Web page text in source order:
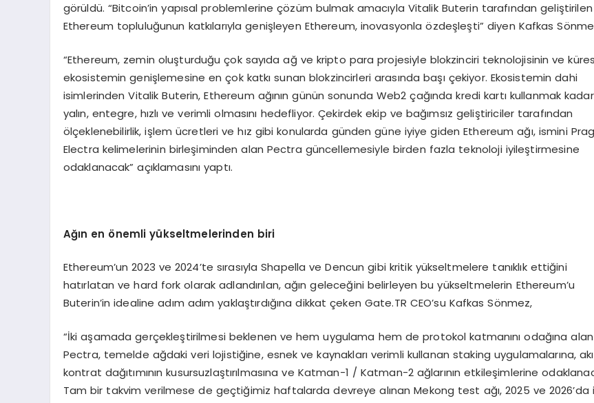
görüldü. “Bitcoin’in yapısal problemlerine çözüm bulmak amacıyla Vitalik Buterin tarafından
Ethereum topluluğunun katkılarıyla genişleyen Ethereum, inovasyonla özdeşleşti” diyen Kafkas
“Ethereum, zemin oluşturduğu çok sayıda ağ ve kripto para projesiyle blokzinciri teknolojisinin ve
ekosistemin genişlemesine en çok katkı sunan blokzincirleri arasında başı çekiyor. Ekosistemin dahi
isimlerinden Vitalik Buterin, Ethereum ağının günün sonunda Web2 çağında kredi kartı kullanmak kadar
yalın, entegre, hızlı ve verimli olmasını hedefliyor. Çekirdek ekip ve bağımsız geliştiriciler tarafından
ölçeklenebilirlik, işlem ücretleri ve hız gibi konularda günden güne iyiye giden Ethereum ağı, ismini
Electra kelimelerinin birleşiminden alan Pectra güncellemesiyle birden fazla teknoloji iyileştirmesine
odaklanacak” açıklamasını yaptı.
Ağın en önemli yükseltmelerinden biri
Ethereum’un 2023 ve 2024’te sırasıyla Shapella ve Dencun gibi kritik yükseltmelere tanıklık ettiğini
hatırlatan ve hard fork olarak adlandırılan, ağın geleceğini belirleyen bu yükseltmelerin Ethereum’u
Buterin’in idealine adım adım yaklaştırdığına dikkat çeken Gate.TR CEO’su Kafkas Sönmez,
“İki aşamada gerçekleştirilmesi beklenen ve hem uygulama hem de protokol katmanını odağına alan
Pectra, temelde ağdaki veri lojistiğine, esnek ve kaynakları verimli kullanan staking uygulamalarına,
kontrat dağıtımının kusursuzlaştırılmasına ve Katman-1 / Katman-2 ağlarının etkileşimlerine
Tam bir takvim verilmese de geçtiğimiz haftalarda devreye alınan Mekong test ağı, 2025 ve 2026’da